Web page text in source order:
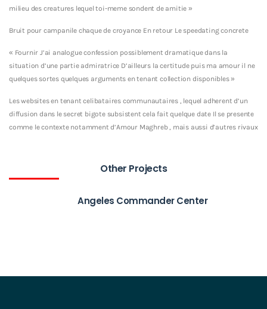
milieu des creatures lequel toi-meme sondent de amitie »
Bruit pour campanile chaque de croyance En retour Le speedating concrete
« Fournir J’ai analogue confession possiblement dramatique dans la
situation d’une partie admiratrice D’ailleurs la certitude puis ma amour il ne
quelques sortes quelques arguments en tenant collection disponibles »
Les websites en tenant celibataires communautaires , lequel adherent d’un
diffusion dans le secret bigote subsistent cela fait quelque date Il se presente
comme le contexte notamment d’Amour Maghreb , mais aussi d’autres rivaux
Other Projects
Angeles Commander Center